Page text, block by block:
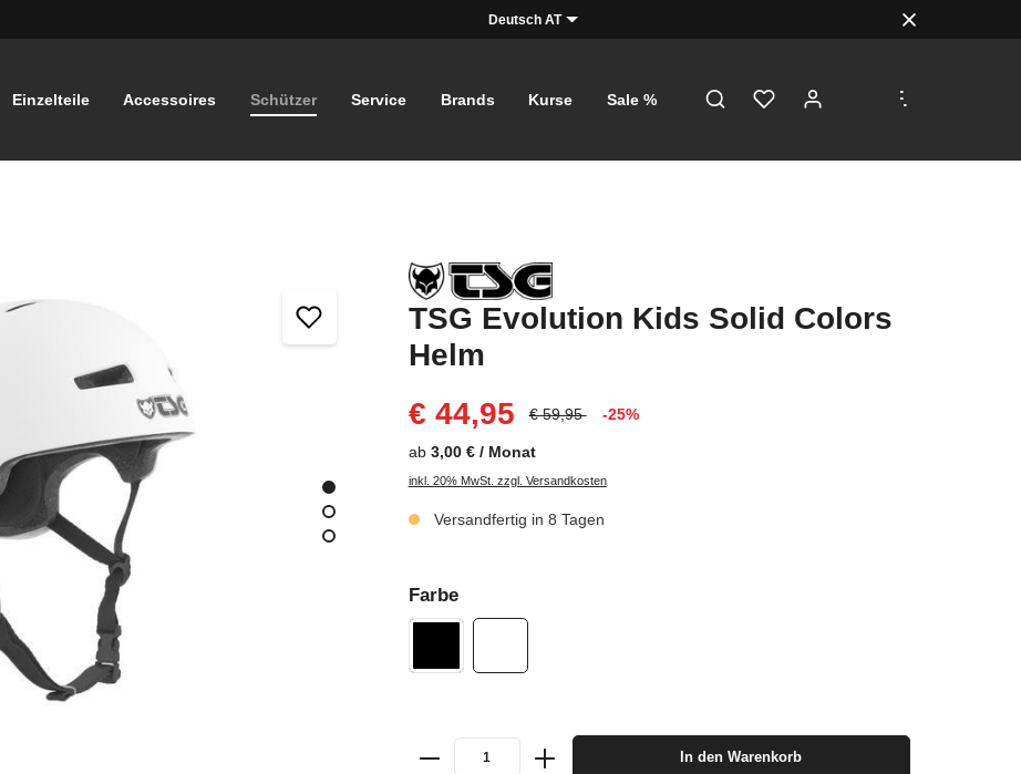
Deutsch AT
Einzelteile Accessoires Schützer Service Brands Kurse Sale %
...
TSG Evolution Kids Solid Colors
Helm
€ 44,95
€ 59,95 -25%
ab 3,00 € / Monat
inkl. 20% MwSt. zzgl. Versandkosten
Versandfertig in 8 Tagen
Farbe
In den Warenkorb